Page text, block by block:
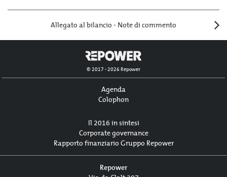
Allegato al bilancio - Note di commento
© 2017 - 2026 Repower
Agenda
Colophon
Il 2016 in sintesi
Corporate governance
Rapporto finanziario Gruppo Repower
Repower